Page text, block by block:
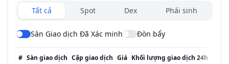
Exchanges type
Tất cả Spot Dex Phái sinh
Sàn Giao dịch Đã Xác minh Đòn bẩy
# Sàn giao dịch Cặp giao dịch Giá Khối lượng giao dịch 24h